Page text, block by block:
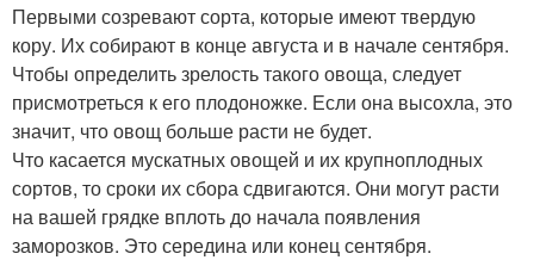
Первыми созревают сорта, которые имеют твердую
кору. Их собирают в конце августа и в начале сентября.
Чтобы определить зрелость такого овоща, следует
присмотреться к его плодоножке. Если она высохла, это
значит, что овощ больше расти не будет.
Что касается мускатных овощей и их крупноплодных
сортов, то сроки их сбора сдвигаются. Они могут расти
на вашей грядке вплоть до начала появления
заморозков. Это середина или конец сентября.